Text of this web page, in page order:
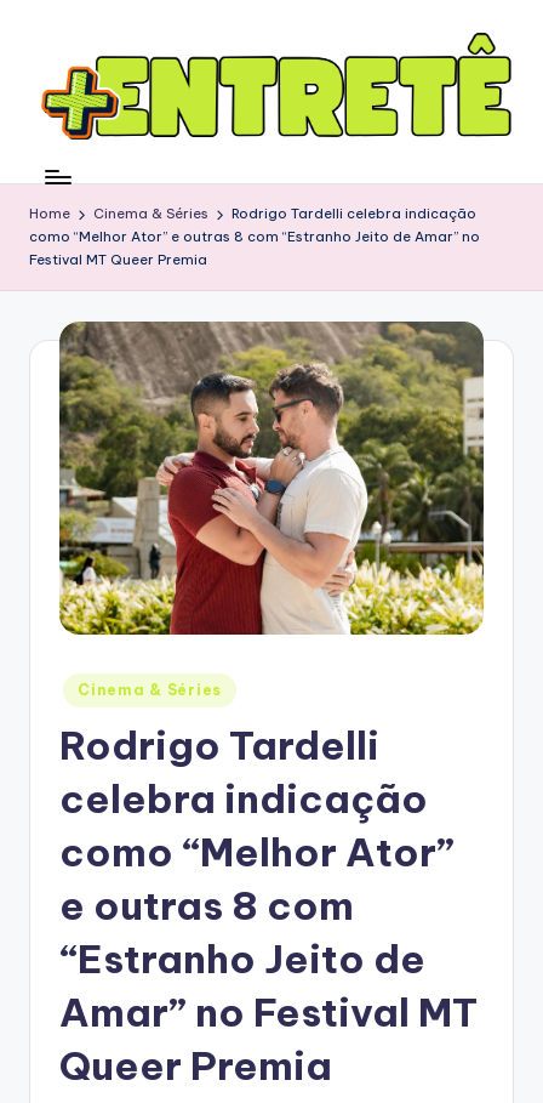
Home Cinema & Séries
Rodrigo Tardelli celebra indicação
como “Melhor Ator” e outras 8 com “Estranho Jeito de Amar” no
Festival MT Queer Premia
Posted
in
Cinema & Séries
Rodrigo Tardelli
celebra indicação
como “Melhor Ator”
e outras 8 com
“Estranho Jeito de
Amar” no Festival MT
Queer Premia